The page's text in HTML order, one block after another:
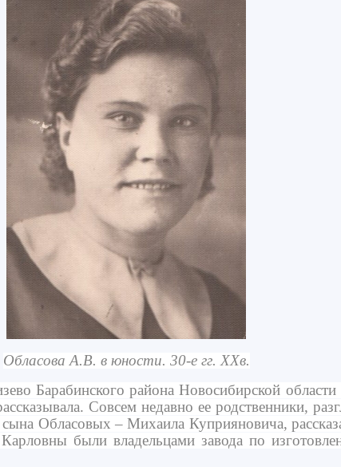
Обласова А.В. в юности. 30-е гг. ХХв.
Барабинского района Новосибирcкой
Совсем недавно ее родственники,
Обласовых – Михаила Куприяновича,
были владельцами завода по